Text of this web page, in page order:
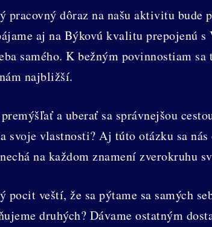
pracovný dôraz na našu aktivitu bude
aj na Býkovú kvalitu prepojenú s
samého. K bežným povinnostiam
najbližší.
a uberať sa správnejšou
svoje vlastnosti? Aj túto otázku sa
na každom znamení zverokruhu
pocit veští, že sa pýtame sa samých
druhých? Dávame ostatným